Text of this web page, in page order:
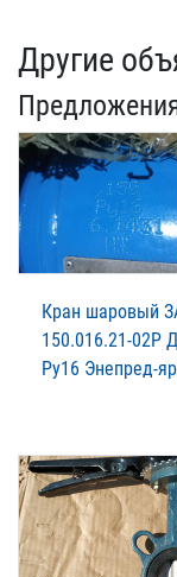
Другие
Кран шаровый
150.016.21-02Р
Ру16 Энепред-